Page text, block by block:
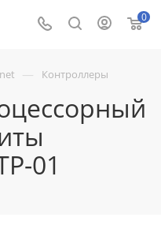
0
— Контроллеры
01